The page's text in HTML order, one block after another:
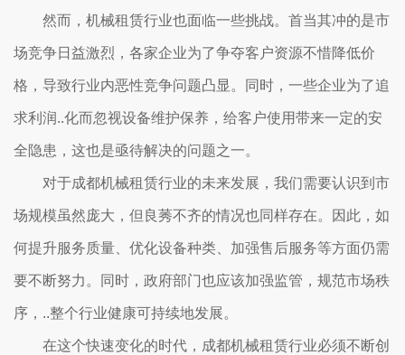
然而，机械租赁行业也面临一些挑战。首当其冲的是市
场竞争日益激烈，各家企业为了争夺客户资源不惜降低价
格，导致行业内恶性竞争问题凸显。同时，一些企业为了追
求利润..化而忽视设备维护保养，给客户使用带来一定的安
全隐患，这也是亟待解决的问题之一。
对于成都机械租赁行业的未来发展，我们需要认识到市
场规模虽然庞大，但良莠不齐的情况也同样存在。因此，如
何提升服务质量、优化设备种类、加强售后服务等方面仍需
要不断努力。同时，政府部门也应该加强监管，规范市场秩
序，..整个行业健康可持续地发展。
在这个快速变化的时代，成都机械租赁行业必须不断创